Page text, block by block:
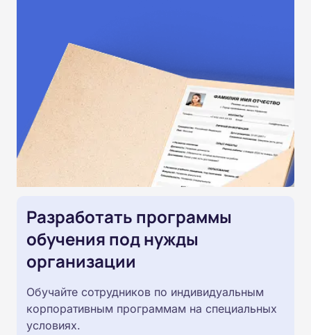
Разработать программы
обучения под нужды
организации
Обучайте сотрудников по индивидуальным
корпоративным программам на специальных
условиях.